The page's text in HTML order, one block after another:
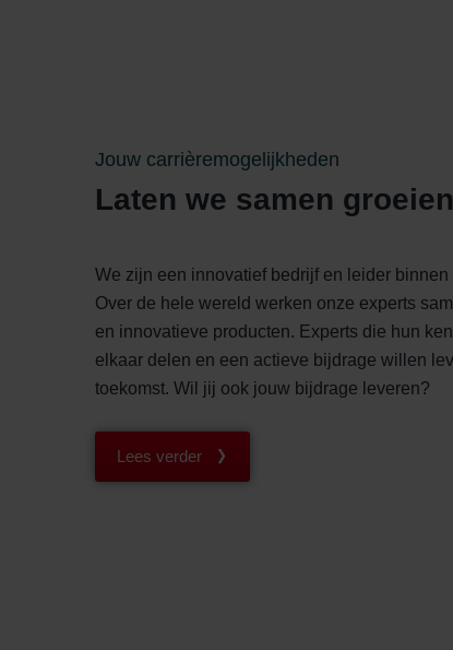
Jouw carrièremogelijkheden
Laten we samen groeien
We zijn een innovatief bedrijf en leider
Over de hele wereld werken onze experts
en innovatieve producten. Experts die hun
elkaar delen en een actieve bijdrage willen
toekomst. Wil jij ook jouw bijdrage leveren?
Lees verder